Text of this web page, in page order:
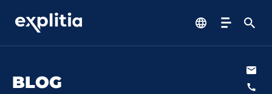
Portal Produkcyjny
BLOG